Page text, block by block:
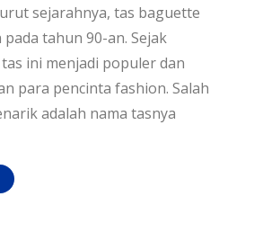
sejarahnya, tas baguette
tahun 90-an. Sejak
ini menjadi populer dan
para pencinta fashion. Salah
adalah nama tasnya